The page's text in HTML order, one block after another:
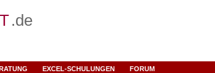
.de
EXCEL-SCHULUNGEN FORUM